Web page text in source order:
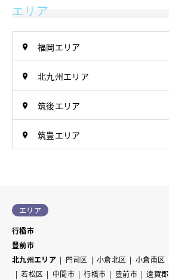
エリア
福岡エリア
北九州エリア
筑後エリア
筑豊エリア
エリア
行橋市
豊前市
北九州エリア
門司区 小倉北区 小倉南区
若松区
中間市 行橋市 豊前市 遠賀郡